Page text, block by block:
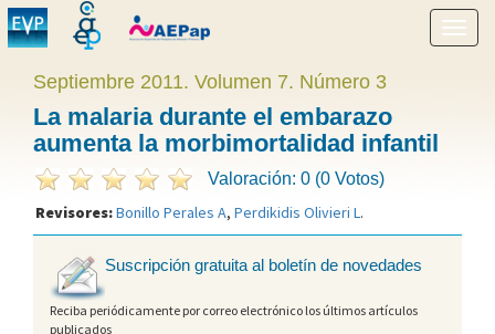
menú
Septiembre 2011. Volumen 7. Número 3
La malaria durante el embarazo
aumenta la morbimortalidad infantil
Valoración: 0 (0 Votos)
Revisores:Bonillo Perales A, Perdikidis Olivieri L.
Suscripción gratuita al boletín de novedades
Reciba periódicamente por correo electrónico los últimos artículos
publicados